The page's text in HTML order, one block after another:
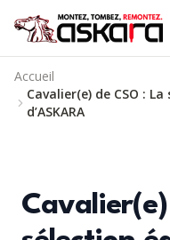
Accueil
Cavalier(e) de CSO :
d’ASKARA